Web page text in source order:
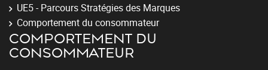
UE5 - Parcours Stratégies des Marques
Comportement du consommateur
COMPORTEMENT DU
CONSOMMATEUR